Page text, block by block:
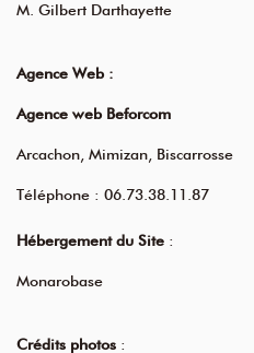
M. Gilbert Darthayette
Agence Web :
Agence web Beforcom
Arcachon, Mimizan, Biscarrosse
Téléphone : 06.73.38.11.87
Hébergement du Site :
Monarobase
Crédits photos :